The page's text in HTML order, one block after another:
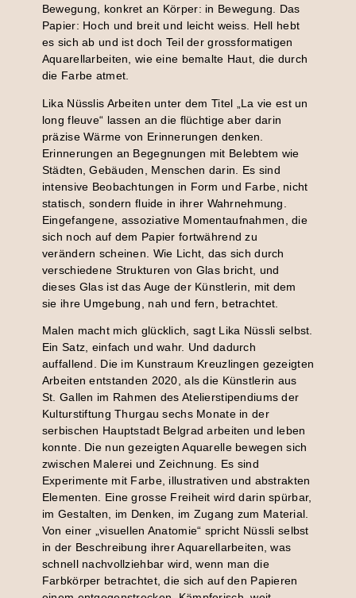
Bewegung, konkret an Körper: in Bewegung. Das
Papier: Hoch und breit und leicht weiss. Hell hebt
es sich ab und ist doch Teil der grossformatigen
Aquarellarbeiten, wie eine bemalte Haut, die durch
die Farbe atmet.
Lika Nüsslis Arbeiten unter dem Titel „La vie est un
long fleuve“ lassen an die flüchtige aber darin
präzise Wärme von Erinnerungen denken.
Erinnerungen an Begegnungen mit Belebtem wie
Städten, Gebäuden, Menschen darin. Es sind
intensive Beobachtungen in Form und Farbe, nicht
statisch, sondern fluide in ihrer Wahrnehmung.
Eingefangene, assoziative Momentaufnahmen, die
sich noch auf dem Papier fortwährend zu
verändern scheinen. Wie Licht, das sich durch
verschiedene Strukturen von Glas bricht, und
dieses Glas ist das Auge der Künstlerin, mit dem
sie ihre Umgebung, nah und fern, betrachtet.
Malen macht mich glücklich, sagt Lika Nüssli selbst.
Ein Satz, einfach und wahr. Und dadurch
auffallend. Die im Kunstraum Kreuzlingen gezeigten
Arbeiten entstanden 2020, als die Künstlerin aus
St. Gallen im Rahmen des Ateliers­ti­pendiums der
Kultur­stiftung Thurgau sechs Monate in der
serbischen Hauptstadt Belgrad arbeiten und leben
konnte. Die nun gezeigten Aquarelle bewegen sich
zwischen Malerei und Zeichnung. Es sind
Experimente mit Farbe, illus­trativen und abstrakten
Elementen. Eine grosse Freiheit wird darin spürbar,
im Gestalten, im Denken, im Zugang zum Material.
Von einer „visuellen Anatomie“ spricht Nüssli selbst
in der Beschreibung ihrer Aquarellarbeiten, was
schnell nachvollziehbar wird, wenn man die
Farbkörper betrachtet, die sich auf den Papieren